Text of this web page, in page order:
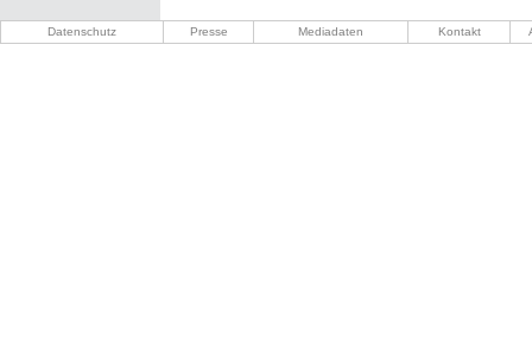
Datenschutz Presse Mediadaten Kontakt